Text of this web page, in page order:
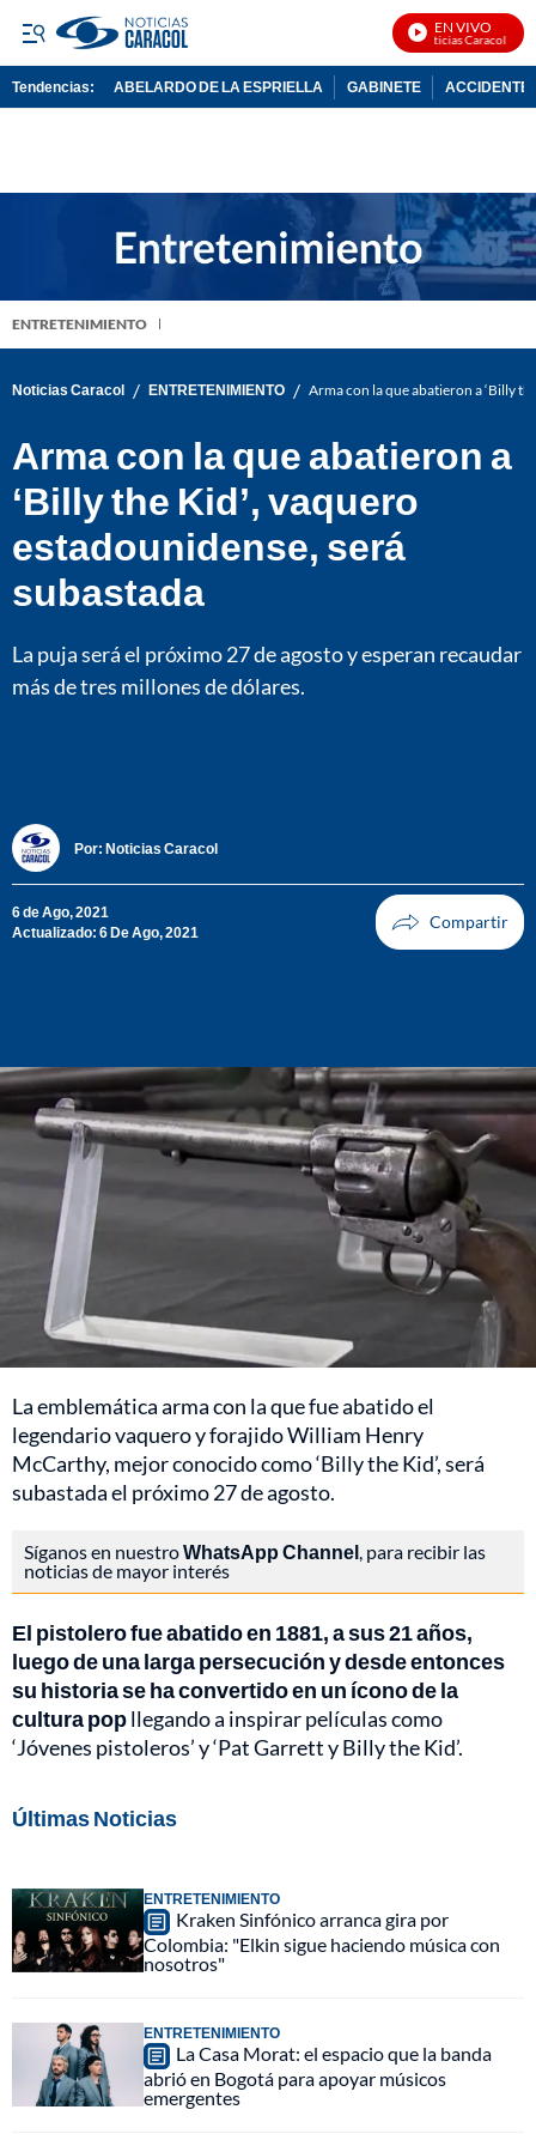
EN VIVO
Noticias Caracol En
Tendencias: ABELARDO DE LA ESPRIELLA GABINETE ACCIDENTE
ENTRETENIMIENTO
Noticias Caracol / ENTRETENIMIENTO / Arma con la que abatieron a ‘Billy
Arma con la que abatieron a
‘Billy the Kid’, vaquero
estadounidense, será
subastada
La puja será el próximo 27 de agosto y esperan recaudar
más de tres millones de dólares.
Por: Noticias Caracol
6 de Ago, 2021
Actualizado: 6 De Ago, 2021
La emblemática arma con la que fue abatido el
legendario vaquero y forajido William Henry
McCarthy, mejor conocido como ‘Billy the Kid’, será
subastada el próximo 27 de agosto.
Síganos en nuestroWhatsApp Channel, para recibir las
noticias de mayor interés
El pistolero fue abatido en 1881, a sus 21 años,
luego de una larga persecución y desde entonces
su historia se ha convertido en un ícono de la
cultura popllegando a inspirar películas como
‘Jóvenes pistoleros’ y ‘Pat Garrett y Billy the Kid’.
Últimas Noticias
ENTRETENIMIENTO
Kraken Sinfónico arranca gira por
Colombia: "Elkin sigue haciendo música con
nosotros"
ENTRETENIMIENTO
La Casa Morat: el espacio que la banda
abrió en Bogotá para apoyar músicos
emergentes